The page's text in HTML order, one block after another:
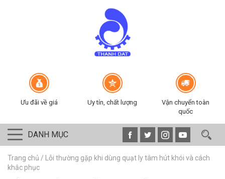
Ưu đãi về giá Uy tín, chất lượng
Vận chuyển toàn
quốc
DANH MỤC
Trang chủ /
Lỗi thường gặp khi dùng quạt ly tâm hút khói và cách
khắc phục